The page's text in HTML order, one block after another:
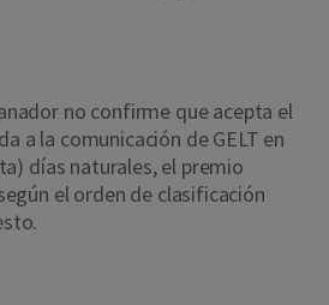
no confirme que acepta el
a la comunicación de GELT en
días naturales, el premio
el orden de clasificación